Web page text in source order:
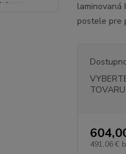
laminovaná
postele pre
TOVARU
491,06 €